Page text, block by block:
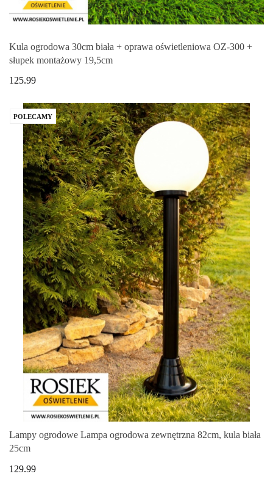
Kula ogrodowa 30cm biała + oprawa oświetleniowa OZ-300 +
słupek montażowy 19,5cm
125.99
POLECAMY
Lampy ogrodowe Lampa ogrodowa zewnętrzna 82cm, kula biała
25cm
129.99